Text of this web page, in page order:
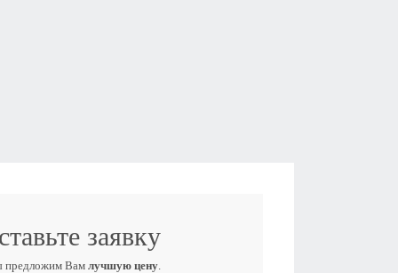
заявку
предложим Вамлучшую цену.